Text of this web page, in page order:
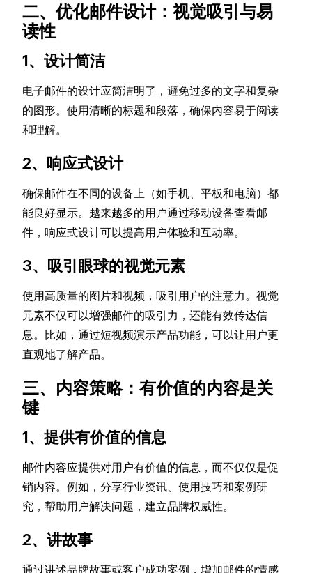
二、优化邮件设计：视觉吸引与易
读性
1、设计简洁
电子邮件的设计应简洁明了，避免过多的文字和复杂
的图形。使用清晰的标题和段落，确保内容易于阅读
和理解。
2、响应式设计
确保邮件在不同的设备上（如手机、平板和电脑）都
能良好显示。越来越多的用户通过移动设备查看邮
件，响应式设计可以提高用户体验和互动率。
3、吸引眼球的视觉元素
使用高质量的图片和视频，吸引用户的注意力。视觉
元素不仅可以增强邮件的吸引力，还能有效传达信
息。比如，通过短视频演示产品功能，可以让用户更
直观地了解产品。
三、内容策略：有价值的内容是关
键
1、提供有价值的信息
邮件内容应提供对用户有价值的信息，而不仅仅是促
销内容。例如，分享行业资讯、使用技巧和案例研
究，帮助用户解决问题，建立品牌权威性。
2、讲故事
通过讲述品牌故事或客户成功案例，增加邮件的情感